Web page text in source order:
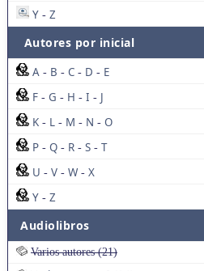
Y - Z
Autores por inicial
A - B - C - D - E
F - G - H - I - J
K - L - M - N - O
P - Q - R - S - T
U - V - W - X
Y - Z
Audiolibros
Varios autores (21)